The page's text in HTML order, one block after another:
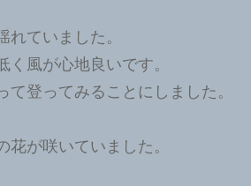
ていました。
風が心地良いです。
登ってみることにしました。
が咲いていました。